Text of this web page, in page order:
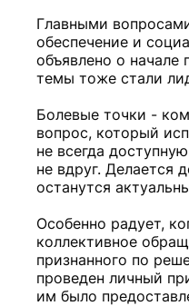
Главными
обеспечение и
объявлено о
темы тоже стали
Болевые точки -
вопрос, который
не всегда
не вдруг. Делается
останутся
Особенно радует,
коллективное
признанного по
проведен личный
им было